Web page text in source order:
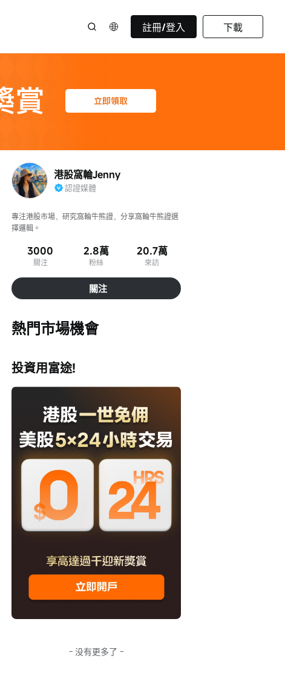
註冊/登入 下載
港股窩輪Jenny
認證媒體
專注港股市場，研究窩輪牛熊證，分享窩輪牛熊證選
擇邏輯。
3000
關注
2.8萬
粉絲
20.7萬
來訪
關注
熱門市場機會
投資用富途!
- 没有更多了 -